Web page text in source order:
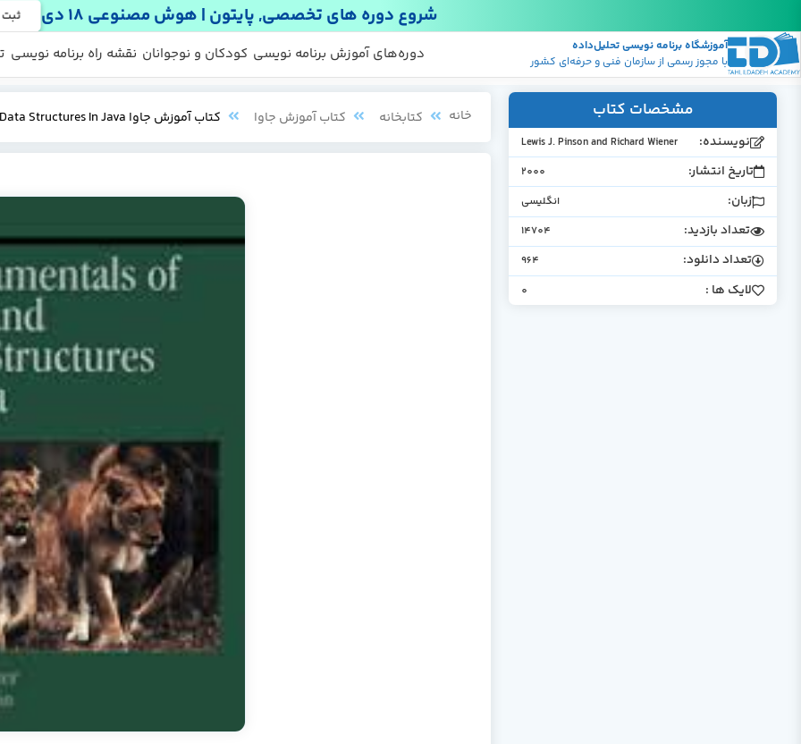
شروع دوره های تخصصی, پایتون | هوش مصنوعی 18 دی
آموزشگاه برنامه نویسی تحلیل‌داده
با مجوز رسمی از سازمان فنی و حرفه‌ای کشور
دوره‌های آموزش برنامه نویسی
پکیج ها
منابع رایگان کودکان و نوجوانان نقشه راه برنامه نویسی
مشخصات کتاب
نویسنده: Lewis J. Pinson and Richard Wiener
تاریخ انتشار: 2000
زبان: انگلیسی
تعداد بازدید: 14704
تعداد دانلود: 964
لایک ها : 0
خانه کتابخانه کتاب آموزش جاوا کتاب آموزش جاوا Fundamentals of OOP and Data Structures In Java